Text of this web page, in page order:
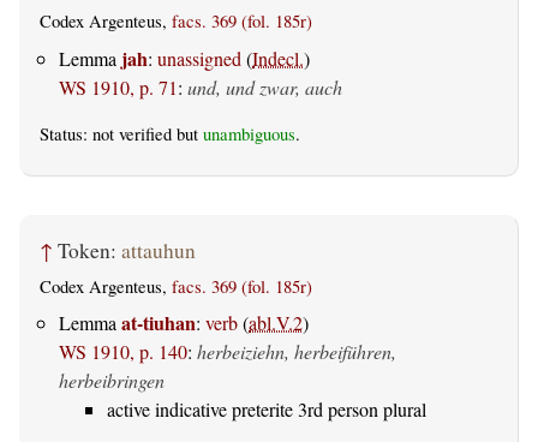
Codex Argenteus, facs. 369 (fol. 185r)
Lemma jah: unassigned (Indecl.)
WS 1910, p. 71: und, und zwar, auch
Status: not verified but unambiguous.
↑ Token: attauhun
Codex Argenteus, facs. 369 (fol. 185r)
Lemma at-tiuhan: verb(abl.V.2)
WS 1910, p. 140: herbeiziehn, herbeiführen,
herbeibringen
active indicative preterite 3rd person plural